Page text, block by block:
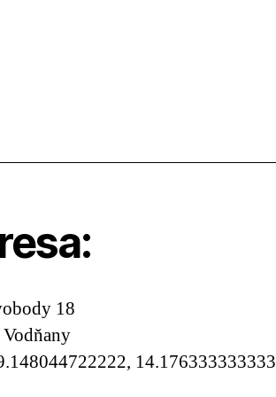
18
14.176333333333